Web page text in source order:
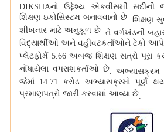
DIKSHAનો ઉદ્દેશ્ય એકવીસમી સદીની
શિક્ષણ ઇકોસિસ્ટમ બનાવવાનો છે. શિક્ષણ
શીખનાર માટે અનુકૂળ છે.તે વર્ગખંડની
વિદ્યાર્થીઓ અને વહીવટકર્તાઓને ટેકો
પ્લેટફોર્મે 5.66 અબજ શિક્ષણ સત્રો પૂરા
નોંધાયેલા વપરાશકર્તાઓ છે. અભ્યાસક્રમ
જેમાં 14.71 કરોડ અભ્યાસક્રમો પૂર્ણ
પ્રમાણપત્રો જારી કરવામાં આવ્યા છે.